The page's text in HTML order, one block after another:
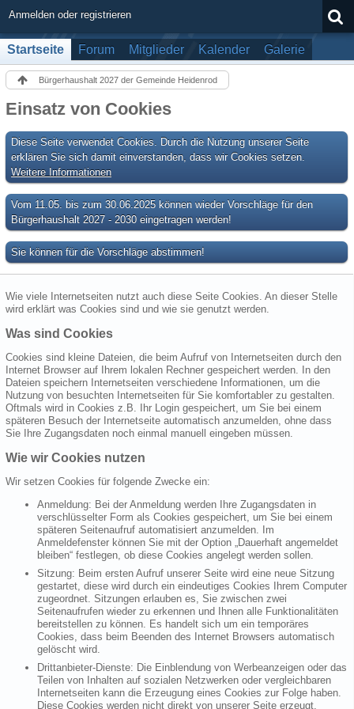
Anmelden oder registrieren
Startseite Forum Mitglieder Kalender Galerie
Bürgerhaushalt 2027 der Gemeinde Heidenrod
Einsatz von Cookies
Diese Seite verwendet Cookies. Durch die Nutzung unserer Seite
erklären Sie sich damit einverstanden, dass wir Cookies setzen.
Weitere Informationen
Vom 11.05. bis zum 30.06.2025 können wieder Vorschläge für den
Bürgerhaushalt 2027 - 2030 eingetragen werden!
Sie können für die Vorschläge abstimmen!
Wie viele Internetseiten nutzt auch diese Seite Cookies. An dieser Stelle
wird erklärt was Cookies sind und wie sie genutzt werden.
Was sind Cookies
Cookies sind kleine Dateien, die beim Aufruf von Internetseiten durch den
Internet Browser auf Ihrem lokalen Rechner gespeichert werden. In den
Dateien speichern Internetseiten verschiedene Informationen, um die
Nutzung von besuchten Internetseiten für Sie komfortabler zu gestalten.
Oftmals wird in Cookies z.B. Ihr Login gespeichert, um Sie bei einem
späteren Besuch der Internetseite automatisch anzumelden, ohne dass
Sie Ihre Zugangsdaten noch einmal manuell eingeben müssen.
Wie wir Cookies nutzen
Wir setzen Cookies für folgende Zwecke ein:
Anmeldung: Bei der Anmeldung werden Ihre Zugangsdaten in
verschlüsselter Form als Cookies gespeichert, um Sie bei einem
späteren Seitenaufruf automatisiert anzumelden. Im
Anmeldefenster können Sie mit der Option „Dauerhaft angemeldet
bleiben“ festlegen, ob diese Cookies angelegt werden sollen.
Sitzung: Beim ersten Aufruf unserer Seite wird eine neue Sitzung
gestartet, diese wird durch ein eindeutiges Cookies Ihrem Computer
zugeordnet. Sitzungen erlauben es, Sie zwischen zwei
Seitenaufrufen wieder zu erkennen und Ihnen alle Funktionalitäten
bereitstellen zu können. Es handelt sich um ein temporäres
Cookies, dass beim Beenden des Internet Browsers automatisch
gelöscht wird.
Drittanbieter-Dienste: Die Einblendung von Werbeanzeigen oder das
Teilen von Inhalten auf sozialen Netzwerken oder vergleichbaren
Internetseiten kann die Erzeugung eines Cookies zur Folge haben.
Diese Cookies werden nicht direkt von unserer Seite erzeugt,